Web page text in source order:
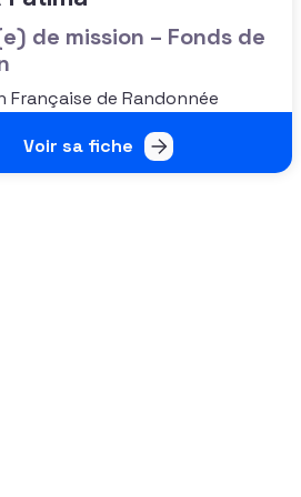
de mission – Fonds de
Française de Randonnée
Voir sa fiche